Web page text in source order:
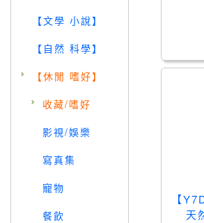
【文學 小說】
【自然 科學】
【休閒 嗜好】
收藏/嗜好
影視/娛樂
寫真集
寵物
餐飲
【
天